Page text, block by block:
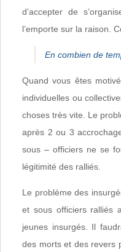
d’accepter de
l’emporte sur la raison.
En combien de
Quand vous êtes
individuelles ou
choses très vite. Le
après 2 ou 3
sous – officiers ne se
légitimité des ralliés.
Le problème des
et sous officiers ralliés
jeunes insurgés. Il
des morts et des revers